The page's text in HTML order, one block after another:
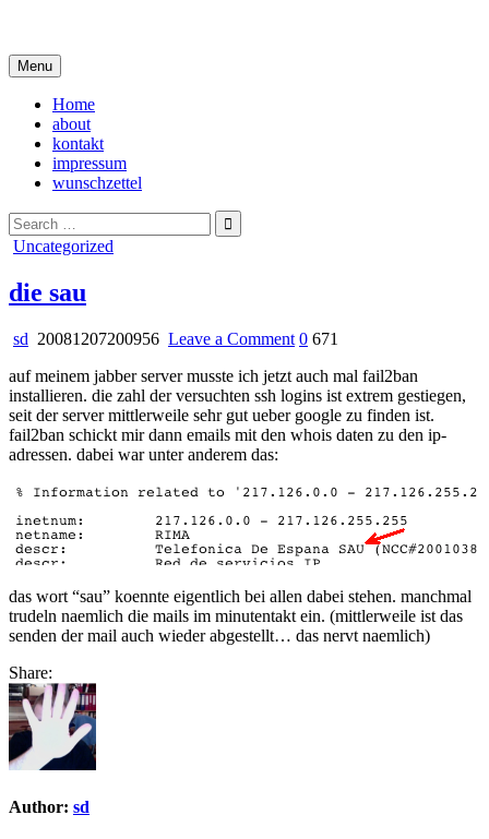
content
Menu
Home
about
kontakt
impressum
wunschzettel
Search
for:
Posted
Uncategorized
die sau
sd 20081207200956 Leave a Commenton
sau
0 671
auf meinem jabber server musste ich jetzt auch mal fail2ban
installieren. die zahl der versuchten ssh logins ist extrem gestiegen,
seit der server mittlerweile sehr gut ueber google zu finden ist.
fail2ban schickt mir dann emails mit den whois daten zu den ip-
adressen. dabei war unter anderem das:
das wort “sau” koennte eigentlich bei allen dabei stehen. manchmal
trudeln naemlich die mails im minutentakt ein. (mittlerweile ist das
senden der mail auch wieder abgestellt… das nervt naemlich)
Share:
Author: sd